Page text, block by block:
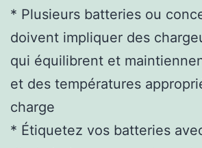
* Plusieurs batteries ou
doivent impliquer des
qui équilibrent et
et des températures
charge
* Étiquetez vos batteries